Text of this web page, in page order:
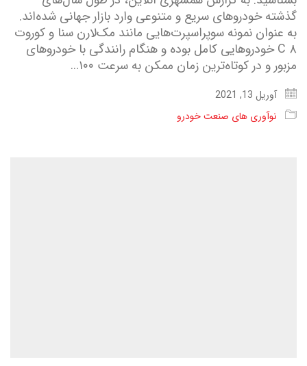
گذشته خودروهای سریع و متنوعی وارد بازار جهانی شده‌اند.
به عنوان نمونه سوپراسپرت‌هایی مانند مک‌لارن سنا و کوروت
C ۸ خودروهایی کامل بوده و هنگام رانندگی با خودروهای
مزبور و در کوتاه‌ترین زمان ممکن به سرعت ۱۰۰…
آوریل 13, 2021
نوآوری های صنعت خودرو